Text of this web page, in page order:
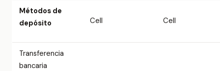
Métodos de
depósito
Cell Cell
Transferencia
bancaria